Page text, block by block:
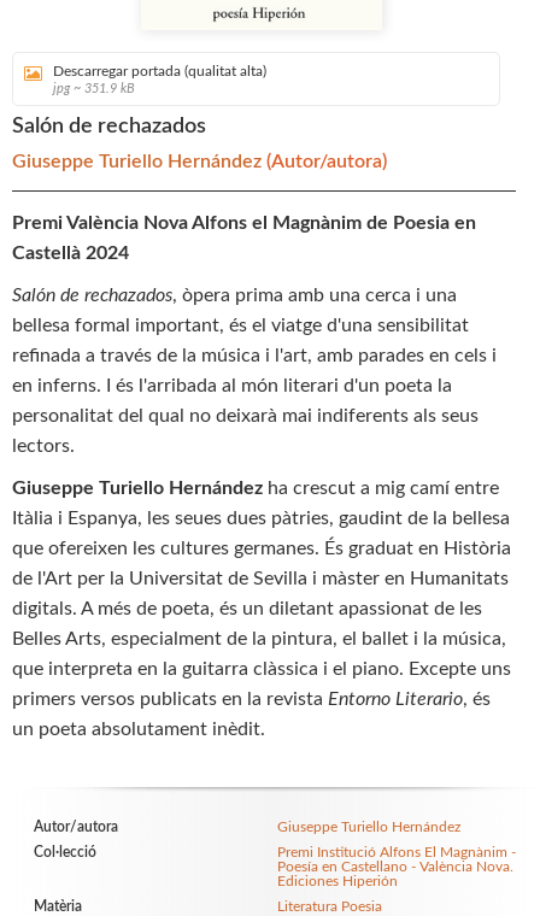
Descarregar portada (qualitat alta)
jpg ~ 351.9 kB
Salón de rechazados
Giuseppe Turiello Hernández (Autor/autora)
Premi València Nova Alfons el Magnànim de Poesia en
Castellà 2024
Salón de rechazados, òpera prima amb una cerca i una
bellesa formal important, és el viatge d'una sensibilitat
refinada a través de la música i l'art, amb parades en cels i
en inferns. I és l'arribada al món literari d'un poeta la
personalitat del qual no deixarà mai indiferents als seus
lectors.
Giuseppe Turiello Hernández ha crescut a mig camí entre
Itàlia i Espanya, les seues dues pàtries, gaudint de la bellesa
que ofereixen les cultures germanes. És graduat en Història
de l'Art per la Universitat de Sevilla i màster en Humanitats
digitals. A més de poeta, és un diletant apassionat de les
Belles Arts, especialment de la pintura, el ballet i la música,
que interpreta en la guitarra clàssica i el piano. Excepte uns
primers versos publicats en la revista Entorno Literario, és
un poeta absolutament inèdit.
Autor/autora
Giuseppe Turiello Hernández
Col·lecció
Premi Institució Alfons El Magnànim -
Poesía en Castellano - València Nova.
Ediciones Hiperión
Matèria
Literatura Poesia